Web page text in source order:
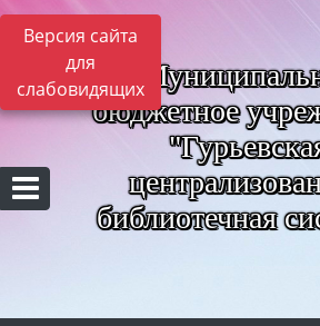
Версия сайта
для
слабовидящих
бюджетное
библиотечная